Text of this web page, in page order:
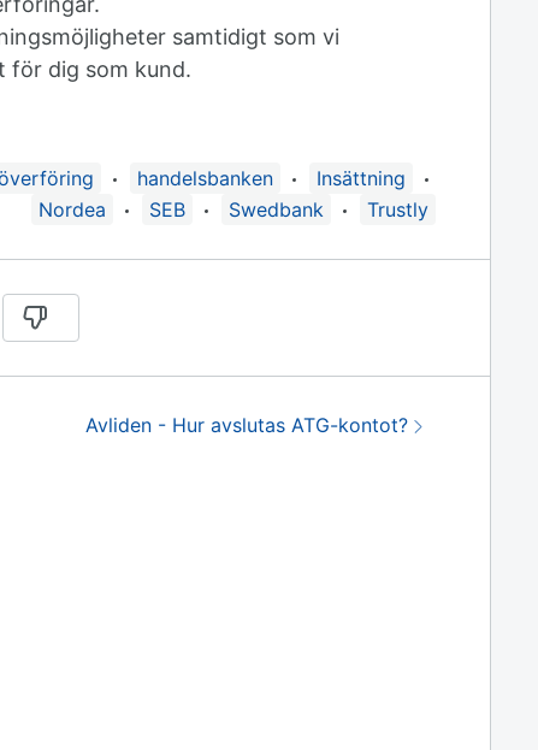
samtidigt som vi
för dig som kund.
taggad med: handelsbanken
Insättning
Nordea
SEB Swedbank Trustly
Nästa:
Avliden - Hur avslutas ATG-kontot?